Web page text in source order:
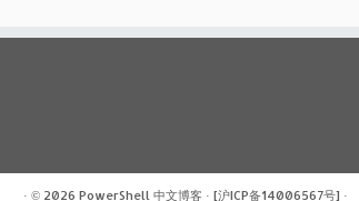
· © 2026 PowerShell 中文博客 · [沪ICP备14006567号] ·